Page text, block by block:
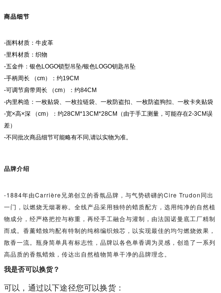
商品细节
-面料材质：牛皮革
-里料材质：织物
-五金件：银色LOGO锁型吊坠/银色LOGO钥匙吊坠
-手柄周长 （cm）：约19CM
-可调节肩带周长 （cm）：约84CM
-内里构造：一枚贴袋、一枚拉链袋、一枚防盗扣、一枚防盗狗扣、一枚卡夹贴袋
-宽×高×深 （cm）：约28CM*13CM*28CM（由于手工测量，可能存在2-3CM误
差）
-不同批次商品细节可能略有不同,请以实物为准。
品牌介绍
-1884年由Carrière兄弟创立的香氛品牌，与气势磅礴的Cire Trudon同出
一门，以燃烧无烟著称。全线产品采用独特的蜡质配方，选用纯净的自然植
物成分，经严格把控与称重，再经手工融合与灌制，由法国诺曼底工厂精制
而成。香薰蜡烛均配有特制的纯棉编织烛芯，以实现最佳的均匀燃烧效果，
散香一流。瓶身简单具有标志性，品牌以各色单香调为灵感，创造了一系列
高品质的香氛蜡烛，传达出自然植物简单干净的品牌理念。
我是否可以换货？
可以，通过以下途径您可以换货：